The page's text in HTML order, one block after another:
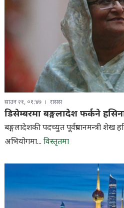
साउन २१, ०१:४७ रासस
डिसेम्बरमा बङ्गलादेश फर्कने
बङ्गलादेशकी पदच्युत पूर्वप्रधानमन्त्री शेख
अभियोगमा... विस्तृतमा